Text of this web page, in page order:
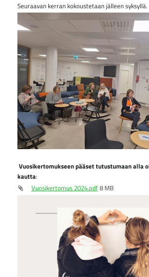
Seuraavan kerran kokoustetaan jälleen syksyllä.
Vuosikertomukseen pääset tutustumaan alla
kautta:
Vuosikertomus 2024.pdf 8 MB